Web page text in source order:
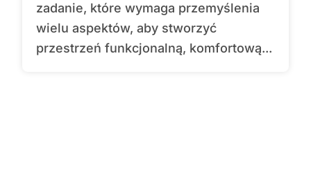
zadanie, które wymaga przemyślenia
wielu aspektów, aby stworzyć
przestrzeń funkcjonalną, komfortową...